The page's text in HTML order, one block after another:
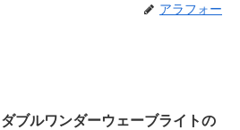
アラフォー
ダブルワンダーウェーブライトの